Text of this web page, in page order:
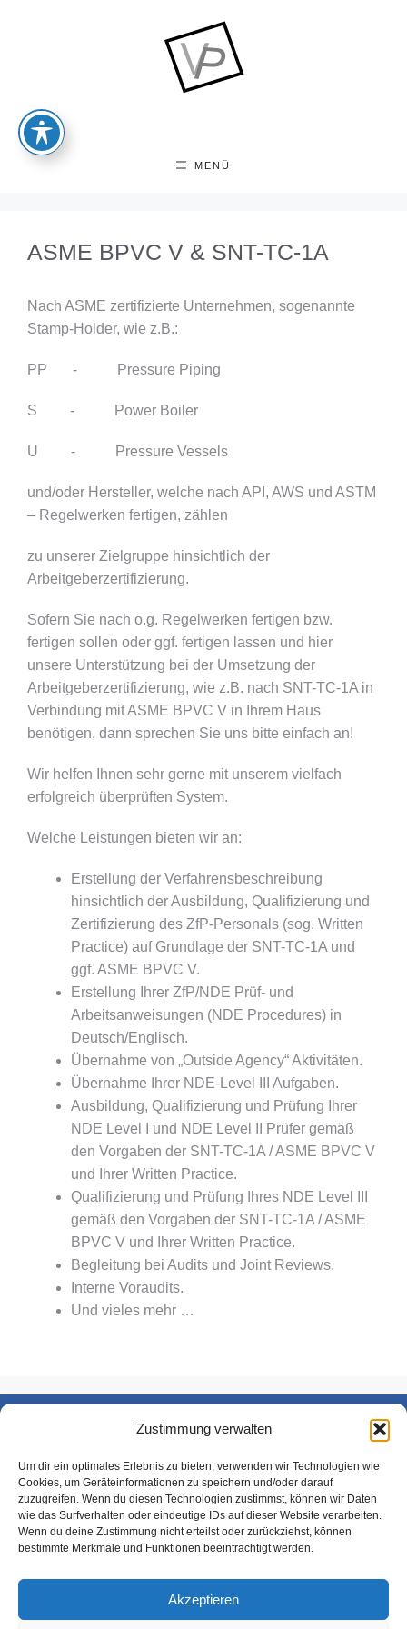
Zustimmung verwalten
Um dir ein optimales Erlebnis zu bieten, verwenden wir Technologien wie
Cookies, um Geräteinformationen zu speichern und/oder darauf
zuzugreifen. Wenn du diesen Technologien zustimmst, können wir Daten
wie das Surfverhalten oder eindeutige IDs auf dieser Website verarbeiten.
Wenn du deine Zustimmung nicht erteilst oder zurückziehst, können
bestimmte Merkmale und Funktionen beeinträchtigt werden.
Akzeptieren
MENÜ
ASME BPVC V & SNT-TC-1A
Nach ASME zertifizierte Unternehmen, sogenannte
Stamp-Holder, wie z.B.:
PP - Pressure Piping
S - Power Boiler
U - Pressure Vessels
und/oder Hersteller, welche nach API, AWS und ASTM
– Regelwerken fertigen, zählen
zu unserer Zielgruppe hinsichtlich der
Arbeitgeberzertifizierung.
Sofern Sie nach o.g. Regelwerken fertigen bzw.
fertigen sollen oder ggf. fertigen lassen und hier
unsere Unterstützung bei der Umsetzung der
Arbeitgeberzertifizierung, wie z.B. nach SNT-TC-1A in
Verbindung mit ASME BPVC V in Ihrem Haus
benötigen, dann sprechen Sie uns bitte einfach an!
Wir helfen Ihnen sehr gerne mit unserem vielfach
erfolgreich überprüften System.
Welche Leistungen bieten wir an:
Erstellung der Verfahrensbeschreibung
hinsichtlich der Ausbildung, Qualifizierung und
Zertifizierung des ZfP-Personals (sog. Written
Practice) auf Grundlage der SNT-TC-1A und
ggf. ASME BPVC V.
Erstellung Ihrer ZfP/NDE Prüf- und
Arbeitsanweisungen (NDE Procedures) in
Deutsch/Englisch.
Übernahme von „Outside Agency“ Aktivitäten.
Übernahme Ihrer NDE-Level III Aufgaben.
Ausbildung, Qualifizierung und Prüfung Ihrer
NDE Level I und NDE Level II Prüfer gemäß
den Vorgaben der SNT-TC-1A / ASME BPVC V
und Ihrer Written Practice.
Qualifizierung und Prüfung Ihres NDE Level III
gemäß den Vorgaben der SNT-TC-1A / ASME
BPVC V und Ihrer Written Practice.
Begleitung bei Audits und Joint Reviews.
Interne Voraudits.
Und vieles mehr …
Datenschutzerklärung
Impressum
Cookie-Richtline (EU)